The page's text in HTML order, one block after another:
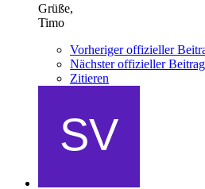
Grüße,
Timo
Vorheriger offizieller
Nächster offizieller Beitrag
Zitieren